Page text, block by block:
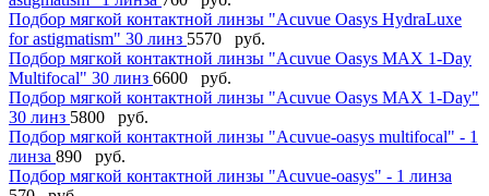
Подбор мягкой контактной линзы "Acuvue Oasys HydraLuxe
for astigmatism" 30 линз 5570 руб.
Подбор мягкой контактной линзы "Acuvue Oasys MAX 1-Day
Мultifocal" 30 линз 6600 руб.
Подбор мягкой контактной линзы "Acuvue Oasys MAX 1-Day"
30 линз 5800 руб.
Подбор мягкой контактной линзы "Acuvue-oasys multifocal" - 1
линза 890 руб.
Подбор мягкой контактной линзы "Acuvue-oasys" - 1 линза